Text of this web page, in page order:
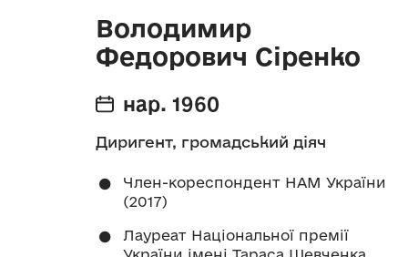
Володимир
Федорович Сіренко
нар. 1960
Диригент, громадський діяч
Член-кореспондент НАМ України
(2017)
Лауреат Національної премії